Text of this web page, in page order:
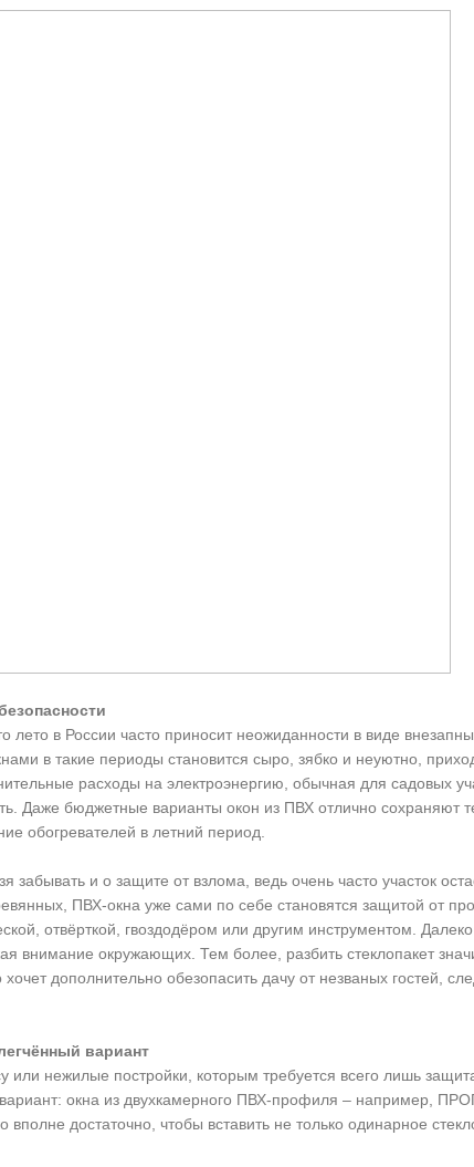
лето в России часто приносит неожиданности в виде
в такие периоды становится сыро, зябко и неуютно,
расходы на электроэнергию, обычная для садовых
Даже бюджетные варианты окон из ПВХ отлично сохраняют
обогревателей в летний период.
забывать и о защите от взлома, ведь очень часто участок
ПВХ-окна уже сами по себе становятся защитой от
отвёрткой, гвоздодёром или другим инструментом.
внимание окружающих. Тем более, разбить стеклопакет
дополнительно обезопасить дачу от незваных гостей,
вариант
или нежилые постройки, которым требуется всего лишь
окна из двухкамерного ПВХ-профиля – например,
вполне достаточно, чтобы вставить не только одинарное